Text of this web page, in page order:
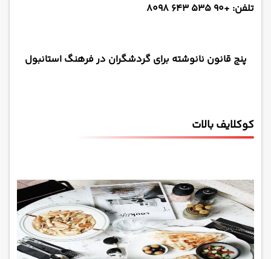
تلفن: +90 535 643 8098
پنج قانون نانوشته برای گردشگران در فرهنگ استانبول
کوکلایف بالات